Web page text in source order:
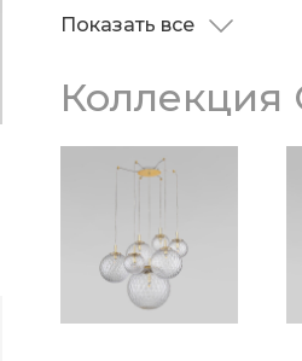
кухне, в зале или в
оснащен системой
позволяющей
потока. Накладной
Показать все
Коллекция